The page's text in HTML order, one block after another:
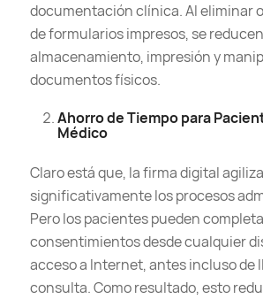
documentación clínica. Al eliminar
de formularios impresos, se
almacenamiento, impresión y
documentos físicos.
Ahorro de Tiempo para
Médico
Claro está que, la firma digital agiliza
significativamente los procesos
Pero los pacientes pueden
consentimientos desde cualquier
acceso a Internet, antes incluso de
consulta. Como resultado, esto